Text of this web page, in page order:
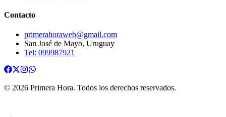
Contacto
primerahoraweb@gmail.com
San José de Mayo, Uruguay
Tel: 099987921
© 2026 Primera Hora. Todos los derechos reservados.